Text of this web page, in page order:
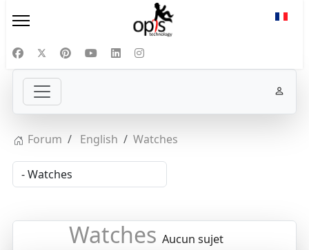
Forum English Watches
Watches Aucun sujet